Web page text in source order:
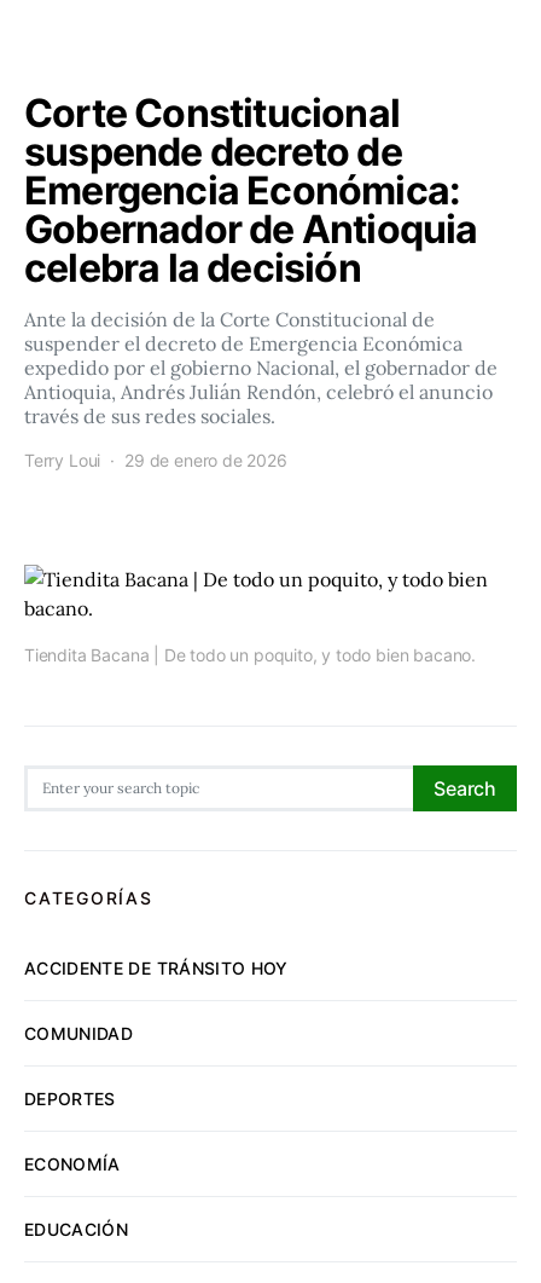
Corte Constitucional
suspende decreto de
Emergencia Económica:
Gobernador de Antioquia
celebra la decisión
Ante la decisión de la Corte Constitucional de
suspender el decreto de Emergencia Económica
expedido por el gobierno Nacional, el gobernador de
Antioquia, Andrés Julián Rendón, celebró el anuncio
través de sus redes sociales.
Terry Loui 29 de enero de 2026
Tiendita Bacana | De todo un poquito, y todo bien bacano.
Search
CATEGORÍAS
ACCIDENTE DE TRÁNSITO HOY
COMUNIDAD
DEPORTES
ECONOMÍA
EDUCACIÓN